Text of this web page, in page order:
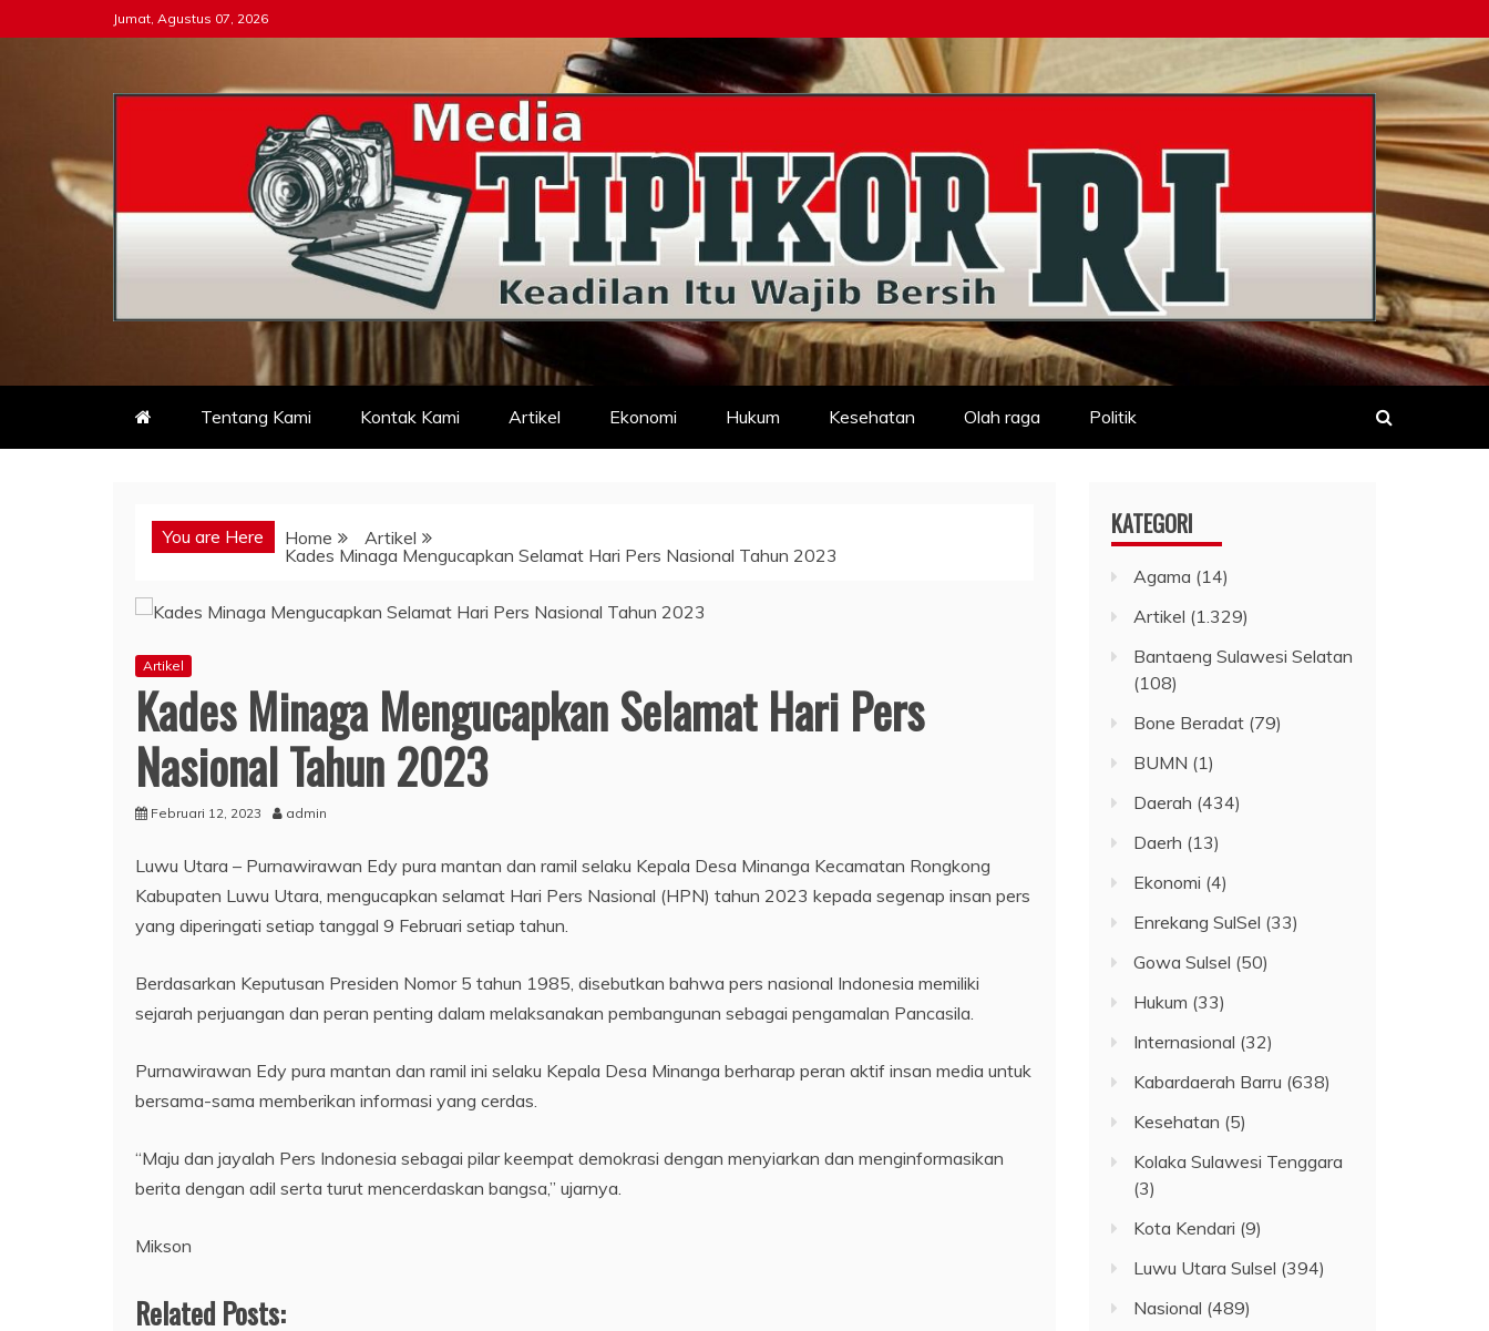
to
Jumat, Agustus 07, 2026
Tipikor-ri-online.my.id
Keadilan Itu Wajib Bersih
Tentang Kami Kontak Kami Artikel Ekonomi Hukum Kesehatan Olah raga Politik
You are Here Home
Artikel
Kades Minaga Mengucapkan Selamat Hari Pers Nasional Tahun 2023
Artikel
Kades Minaga Mengucapkan Selamat Hari Pers
Nasional Tahun 2023
Februari 12, 2023 admin
Luwu Utara – Purnawirawan Edy pura mantan dan ramil selaku Kepala Desa Minanga Kecamatan Rongkong
Kabupaten Luwu Utara, mengucapkan selamat Hari Pers Nasional (HPN) tahun 2023 kepada segenap insan pers
yang diperingati setiap tanggal 9 Februari setiap tahun.
Berdasarkan Keputusan Presiden Nomor 5 tahun 1985, disebutkan bahwa pers nasional Indonesia memiliki
sejarah perjuangan dan peran penting dalam melaksanakan pembangunan sebagai pengamalan Pancasila.
Purnawirawan Edy pura mantan dan ramil ini selaku Kepala Desa Minanga berharap peran aktif insan media untuk
bersama-sama memberikan informasi yang cerdas.
“Maju dan jayalah Pers Indonesia sebagai pilar keempat demokrasi dengan menyiarkan dan menginformasikan
berita dengan adil serta turut mencerdaskan bangsa,” ujarnya.
Mikson
Related Posts:
KATEGORI
Agama (14)
Artikel (1.329)
Bantaeng Sulawesi Selatan
(108)
Bone Beradat (79)
BUMN (1)
Daerah (434)
Daerh (13)
Ekonomi (4)
Enrekang SulSel (33)
Gowa Sulsel (50)
Hukum (33)
Internasional (32)
Kabardaerah Barru (638)
Kesehatan (5)
Kolaka Sulawesi Tenggara
(3)
Kota Kendari (9)
Luwu Utara Sulsel (394)
Nasional (489)